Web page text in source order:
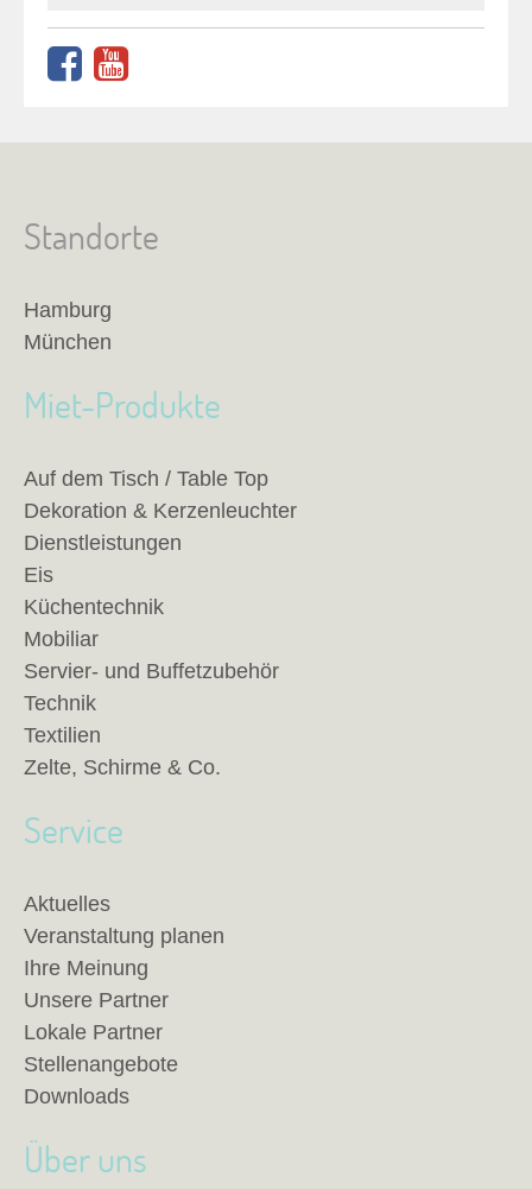
Standorte
Hamburg
München
Miet-Produkte
Auf dem Tisch / Table Top
Dekoration & Kerzenleuchter
Dienstleistungen
Eis
Küchentechnik
Mobiliar
Servier- und Buffetzubehör
Technik
Textilien
Zelte, Schirme & Co.
Service
Aktuelles
Veranstaltung planen
Ihre Meinung
Unsere Partner
Lokale Partner
Stellenangebote
Downloads
Über uns